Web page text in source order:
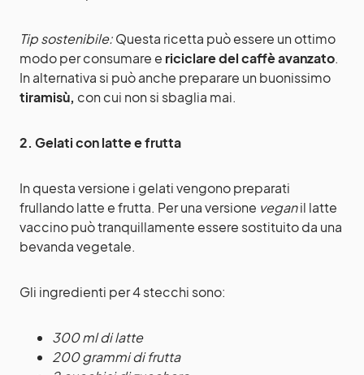
Tip sostenibile:Questa ricetta può essere un ottimo
modo per consumare e riciclare del caffè avanzato.
In alternativa si può anche preparare un buonissimo
tiramisù, con cui non si sbaglia mai.
2. Gelati con latte e frutta
In questa versione i gelati vengono preparati
frullando latte e frutta. Per una versione veganil latte
vaccino può tranquillamente essere sostituito da una
bevanda vegetale.
Gli ingredienti per 4 stecchi sono:
300 ml di latte
200 grammi di frutta